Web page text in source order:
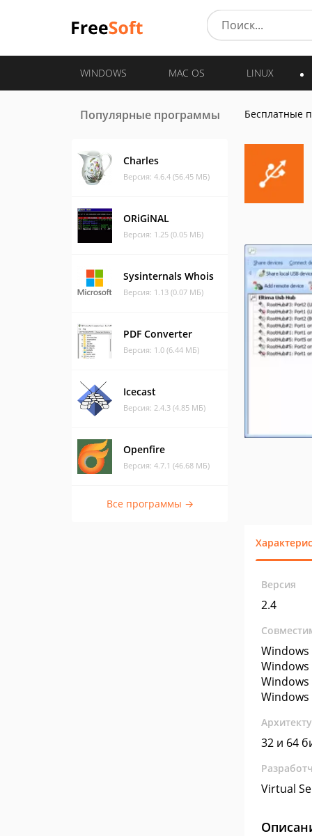
WINDOWS MAC OS LINUX
Популярные программы
Charles
Версия: 4.6.4 (56.45 МБ)
ORiGiNAL
Версия: 1.25 (0.05 МБ)
Sysinternals Whois
Версия: 1.13 (0.07 МБ)
PDF Converter
Версия: 1.0 (6.44 МБ)
Icecast
Версия: 2.4.3 (4.85 МБ)
Openfire
Версия: 4.7.1 (46.68 МБ)
Все программы →
Бесплатные
Версия
2.4
Windows
Windows
Windows
Windows
32 и 64
Virtual